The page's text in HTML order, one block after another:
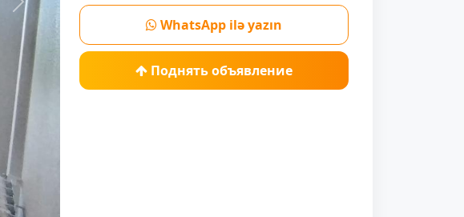
Next
WhatsApp ilə yazın
Поднять объявление